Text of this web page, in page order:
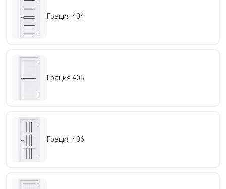
Грация 404
Грация 405
Грация 406
Полное или частичное копирование материалов запрещено.
ООО «ИНДОРС» 2021-2026
КАТАЛОГ